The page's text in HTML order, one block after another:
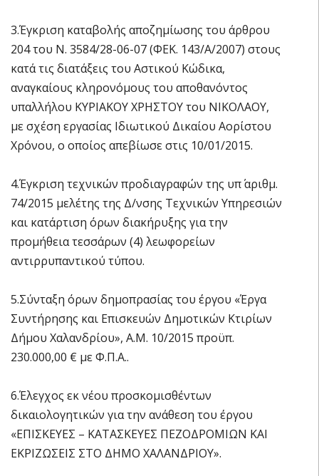
3.Έγκριση καταβολής αποζημίωσης του άρθρου
204 του Ν. 3584/28-06-07 (ΦΕΚ. 143/Α/2007) στους
κατά τις διατάξεις του Αστικού Κώδικα,
αναγκαίους κληρονόμους του αποθανόντος
υπαλλήλου ΚΥΡΙΑΚΟΥ ΧΡΗΣΤΟΥ του ΝΙΚΟΛΑΟΥ,
με σχέση εργασίας Ιδιωτικού Δικαίου Αορίστου
Χρόνου, ο οποίος απεβίωσε στις 10/01/2015.
4.Έγκριση τεχνικών προδιαγραφών της υπ΄ αριθμ.
74/2015 μελέτης της Δ/νσης Τεχνικών Υπηρεσιών
και κατάρτιση όρων διακήρυξης για την
προμήθεια τεσσάρων (4) λεωφορείων
αντιρρυπαντικού τύπου.
5.Σύνταξη όρων δημοπρασίας του έργου «Έργα
Συντήρησης και Επισκευών Δημοτικών Κτιρίων
Δήμου Χαλανδρίου», Α.Μ. 10/2015 προϋπ.
230.000,00 € με Φ.Π.Α..
6.Έλεγχος εκ νέου προσκομισθέντων
δικαιολογητικών για την ανάθεση του έργου
«ΕΠΙΣΚΕΥΕΣ – ΚΑΤΑΣΚΕΥΕΣ ΠΕΖΟΔΡΟΜΙΩΝ ΚΑΙ
ΕΚΡΙΖΩΣΕΙΣ ΣΤΟ ΔΗΜΟ ΧΑΛΑΝΔΡΙΟΥ».